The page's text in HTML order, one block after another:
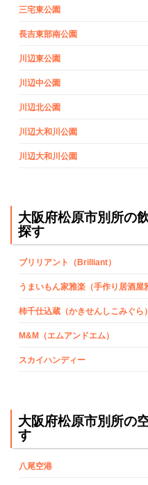
三宅東公園
長吉東部南公園
川辺東公園
川辺中公園
川辺北公園
川辺大和川公園
川辺大和川公園
大阪府松原市別所の
探す
ブリリアント（Brilliant）
うまいもん家雅楽（手作り居酒屋
柿千仕込蔵（かきせんしこみぐら）
M&M（エムアンドエム）
スカイハンディー
大阪府松原市別所の
す
八尾空港